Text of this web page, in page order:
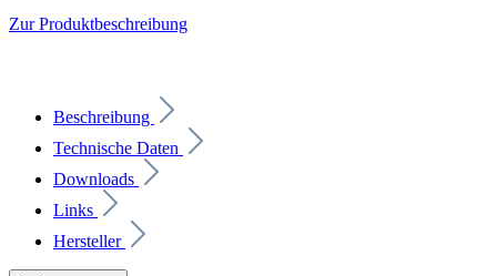
Zur Produktbeschreibung
Beschreibung
Technische Daten
Downloads
Links
Hersteller